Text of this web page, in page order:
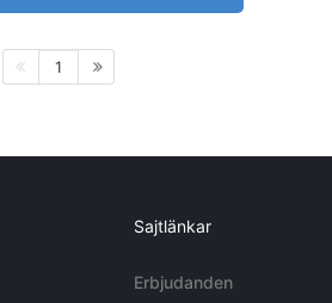
1
Sajtlänkar
Erbjudanden